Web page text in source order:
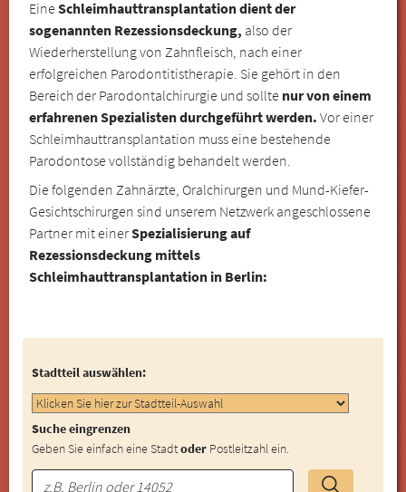
EineSchleimhauttransplantation dient der
sogenannten Rezessionsdeckung, also der
Wiederherstellung von Zahnfleisch, nach einer
erfolgreichen Parodontitistherapie. Sie gehört in den
Bereich der Parodontalchirurgie und sollte nur von einem
erfahrenen Spezialisten durchgeführt werden. Vor einer
Schleimhauttransplantation muss eine bestehende
Parodontose vollständig behandelt werden.
Die folgenden Zahnärzte, Oralchirurgen und Mund-Kiefer-
Gesichtschirurgen sind unserem Netzwerk angeschlossene
Partner mit einerSpezialisierung auf
Rezessionsdeckung mittels
Schleimhauttransplantation in Berlin:
Stadtteil auswählen:
Suche eingrenzen
Geben Sie einfach eine Stadtoder Postleitzahl ein.